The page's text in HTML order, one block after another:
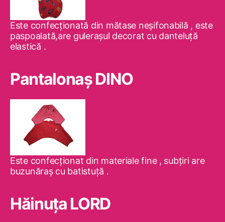
Este confecţionată din mătase neşifonabilă , este
paspoalată,are guleraşul decorat cu danteluţă
elastică .
Pantalonaş DINO
Este confecţionat din materiale fine , subţiri are
buzunăraş cu batistuţă .
Hăinuţa LORD